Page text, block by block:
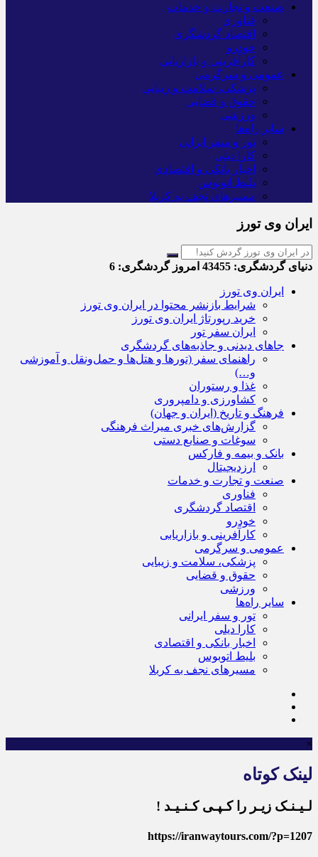
صنعت و تجارت و خدمات
فناوری
اقتصاد گردشگری
خودرو
کارآفرینی و بازاریابی
عمومی و سرگرمی
پزشکی، سلامت و زیبایی
حقوق و قضایی
ورزشی
سایر راه‌ها
تور و سفر ایرانی
کارا دیلی
اخبار بانکی و اقتصادی
بلیط اتوبوس
مسیرهای نجف به کربلا
ایران وی تورز
دنیای گردشگری: امروز گردشگری:
ایران وی تورز
شرایط بازنشر محتوا در ایران وی تورز
خرید رپورتاژ ایران وی تورز
ایران سفر تور
جاهای دیدنی و جاذبه‌های گردشگری
راهنمای سفر (تورها و هتل‌ها و حمل‌و‌نقل و آموزشی
و…)
غذا و رستوران
کشاورزی و دامپروری
فرهنگ و تاریخ (ایران و جهان)
گزارش‌های خبری میراث فرهنگی
سوغات و صنایع دستی
بانک و بیمه و فارکس
ارزدیجیتال
صنعت و تجارت و خدمات
فناوری
اقتصاد گردشگری
خودرو
کارآفرینی و بازاریابی
عمومی و سرگرمی
پزشکی، سلامت و زیبایی
حقوق و قضایی
ورزشی
سایر راه‌ها
تور و سفر ایرانی
کارا دیلی
اخبار بانکی و اقتصادی
بلیط اتوبوس
مسیرهای نجف به کربلا
×
لینک کوتاه
لـیـنـک زیـر را کـپـی کـنـیـد !
https://iranwaytours.com/?p=1207